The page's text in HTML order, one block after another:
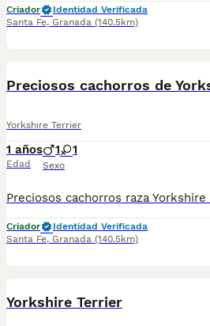
Criador
Identidad Verificada
Santa Fe, Granada (140.5km)
Preciosos cachorros de
Yorkshire Terrier
1 años
Edad
1 1
Sexo
Criador
Identidad Verificada
Santa Fe, Granada (140.5km)
Yorkshire Terrier